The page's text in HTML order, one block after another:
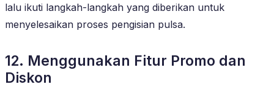
lalu ikuti langkah-langkah yang diberikan untuk
menyelesaikan proses pengisian pulsa.
12. Menggunakan Fitur Promo dan
Diskon